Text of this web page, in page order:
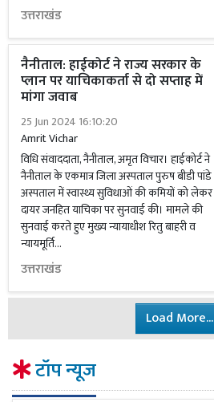
उत्तराखंड
नैनीताल: हाईकोर्ट ने राज्य सरकार के
प्लान पर याचिकाकर्ता से दो सप्ताह में
मांगा जवाब
25 Jun 2024 16:10:20
Amrit Vichar
विधि संवाददाता, नैनीताल, अमृत विचार। हाईकोर्ट ने
नैनीताल के एकमात्र जिला अस्पताल पुरुष बीडी पांडे
अस्पताल में स्वास्थ्य सुविधाओं की कमियों को लेकर
दायर जनहित याचिका पर सुनवाई की। मामले की
सुनवाई करते हुए मुख्य न्यायाधीश रितु बाहरी व
न्यायमूर्ति...
उत्तराखंड
Load More...
टॉप न्यूज